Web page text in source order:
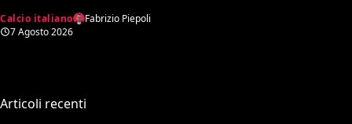
rischia davvero di
retrocedere. C’è anche
Calcio italiano
Fabrizio Piepoli
7 Agosto 2026
Articoli recenti